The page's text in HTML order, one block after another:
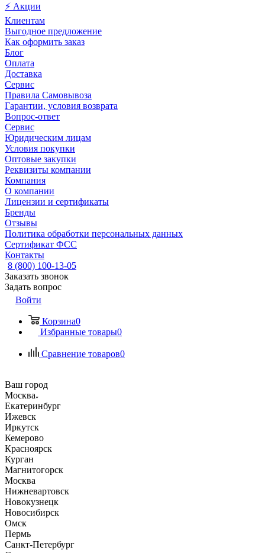
⚡ Акции
Клиентам
Выгодное предложение
Как оформить заказ
Блог
Оплата
Доставка
Сервис
Правила Самовывоза
Гарантии, условия возврата
Вопрос-ответ
Сервис
Юридическим лицам
Условия покупки
Оптовые закупки
Реквизиты компании
Компания
О компании
Лицензии и сертификаты
Бренды
Отзывы
Политика обработки персональных данных
Сертификат ФСС
Контакты
8 (800) 100-13-05
Заказать звонок
Задать вопрос
Войти
Корзина0
Избранные товары0
Сравнение товаров0
Ваш город
Москва
Екатеринбург
Ижевск
Иркутск
Кемерово
Красноярск
Курган
Магнитогорск
Москва
Нижневартовск
Новокузнецк
Новосибирск
Омск
Пермь
Санкт-Петербург